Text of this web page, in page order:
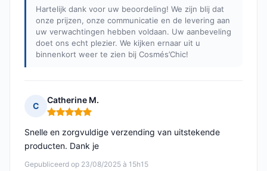
Hartelijk dank voor uw beoordeling! We zijn blij dat
onze prijzen, onze communicatie en de levering aan
uw verwachtingen hebben voldaan. Uw aanbeveling
doet ons echt plezier. We kijken ernaar uit u
binnenkort weer te zien bij Cosmés’Chic!
C
Catherine M.
Opmerking: 5 van 5
Gepubliceerd op 23/08/2025 à 15h15
Snelle en zorgvuldige verzending van uitstekende
producten. Dank je